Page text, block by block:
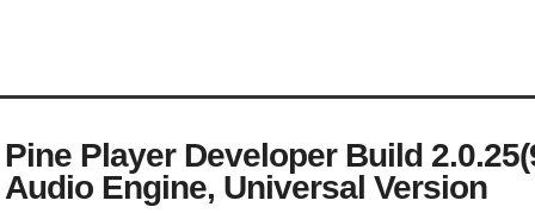
Pine Player Developer Build
Audio Engine, Universal Version